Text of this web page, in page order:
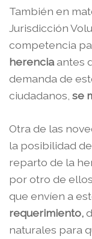
También en
Jurisdicción
competencia
herenciaantes
demanda de
ciudadanos, se
Otra de las
la posibilidad
reparto de la
por otro de
que envíen a
requerimiento,
naturales para